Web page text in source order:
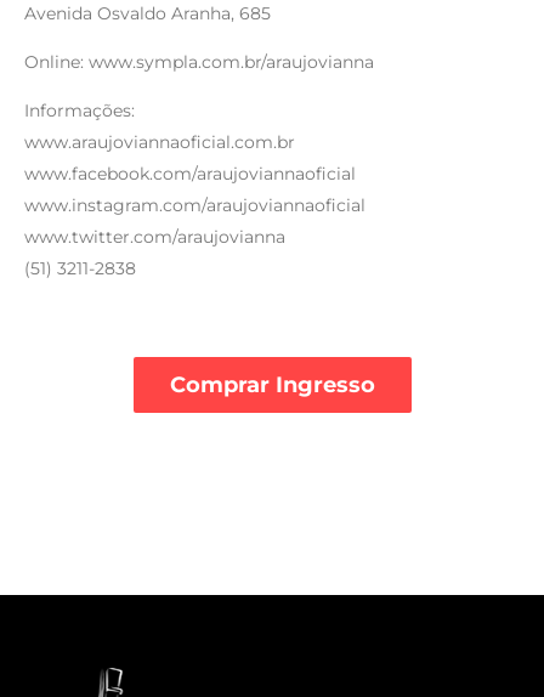
Avenida Osvaldo Aranha, 685
Online: www.sympla.com.br/araujovianna
Informações:
www.araujoviannaoficial.com.br
www.facebook.com/araujoviannaoficial
www.instagram.com/araujoviannaoficial
www.twitter.com/araujovianna
(51) 3211-2838
Comprar Ingresso